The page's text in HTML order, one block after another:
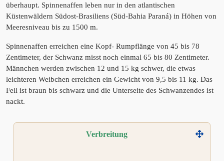
überhaupt. Spinnenaffen leben nur in den atlantischen
Küstenwäldern Südost-Brasiliens (Süd-Bahia Paraná) in Höhen von
Meeresniveau bis zu 1500 m.
Spinnenaffen erreichen eine Kopf- Rumpflänge von 45 bis 78
Zentimeter, der Schwanz misst noch einmal 65 bis 80 Zentimeter.
Männchen werden zwischen 12 und 15 kg schwer, die etwas
leichteren Weibchen erreichen ein Gewicht von 9,5 bis 11 kg. Das
Fell ist braun bis schwarz und die Unterseite des Schwanzendes ist
nackt.
Verbreitung